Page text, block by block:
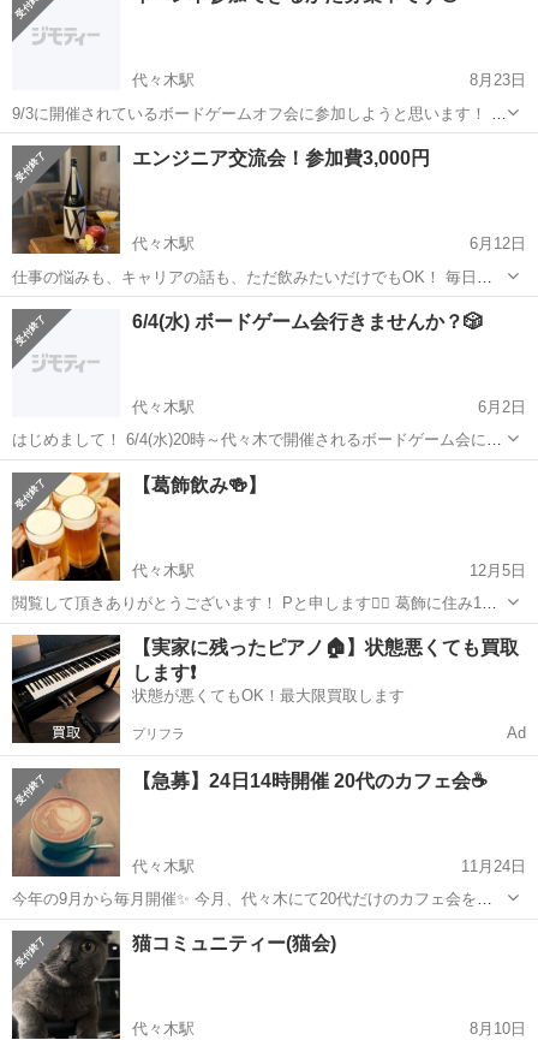
代々木駅
8月23日
9/3に開催されているボードゲームオフ会に参加しようと思います！ 月
に何回か開催されてて一緒に行ける方募集中です！
東京 新宿区 その他 オフ会
エンジニア交流会！参加費3,000円
代々木駅
6月12日
仕事の悩みも、キャリアの話も、ただ飲みたいだけでもOK！ 毎日お
疲れ様です！ エンジニアとして働いている皆さん、仕事やキャリアの
ことをざっくばらんに話せる場に参加してみませんか？ エンジニア限
東京 代々木駅 その他 キャリア
6/4(水) ボードゲーム会行きませんか？🎲
代々木駅
6月2日
はじめまして！ 6/4(水)20時～代々木で開催されるボードゲーム会に一
緒に参加しませんか？？✨ 参加費3000円で飲み放題付きになります🍹
経験者の方からやったことないけど興味あるくらいの方まで、どなた
で...
東京 千代田区 代々木駅
【葛飾飲み🍻】
代々木駅
12月5日
閲覧して頂きありがとうございます！ Pと申します🙇‍♂️ 葛飾に住み1年
半、行きつけの店もないのでそろそろ飲みに行く場所は飲み友を作り
たいと思い、企画致しました！ 飲み会の立ち上げメンバーになりたい
方 飲みが好きな方 飲...
東京 渋谷区 代々木駅 その他 飲み会
【実家に残ったピアノ🏠】状態悪くても買取
します❗️
状態が悪くてもOK！最大限買取します
プリフラ Ad
【急募】24日14時開催 20代のカフェ会☕️
代々木駅
11月24日
今年の9月から毎月開催✨ 今月、代々木にて20代だけのカフェ会を行
います！ ️⭕️同年代で集まりたい！ ️⭕️カフェやお酒、体動かすの大好
き！ ️⭕️自分がやりたいことをみんなでやりたい！ etc... いいなと思っ
た...
東京 渋谷区 その他 20代
猫コミュニティー(猫会)
代々木駅
8月10日